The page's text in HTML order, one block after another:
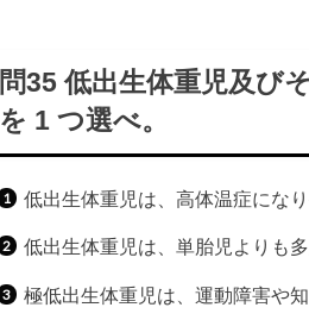
問35 低出生体重児及び
を 1 つ選べ。
低出生体重児は、高体温症になり
低出生体重児は、単胎児よりも
極低出生体重児は、運動障害や